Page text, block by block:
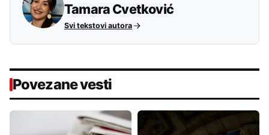
Tamara Cvetković
Svi tekstovi autora
Povezane vesti